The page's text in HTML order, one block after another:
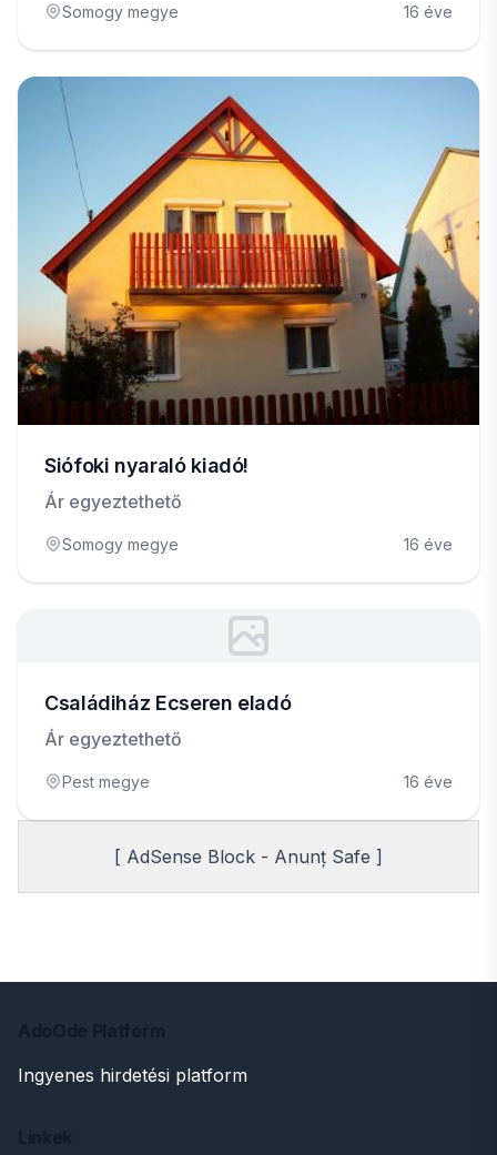
Somogy megye 16 éve
Siófoki nyaraló kiadó!
Ár egyeztethető
Somogy megye 16 éve
Családiház Ecseren eladó
Ár egyeztethető
Pest megye 16 éve
[ AdSense Block - Anunț Safe ]
Ingyenes hirdetési platform